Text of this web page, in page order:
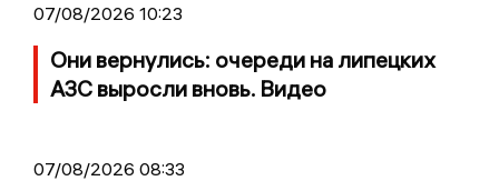
07/08/2026 10:23
Они вернулись: очереди на липецких
АЗС выросли вновь. Видео
07/08/2026 08:33